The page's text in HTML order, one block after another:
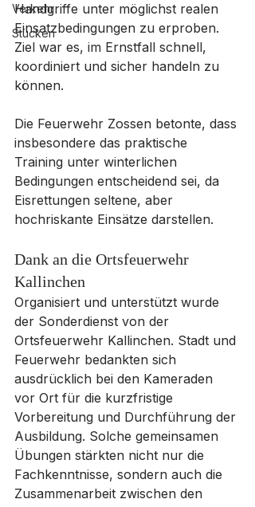
Verkehr
Stücken
Handgriffe unter möglichst realen
Einsatzbedingungen zu erproben.
Ziel war es, im Ernstfall schnell,
koordiniert und sicher handeln zu
können.
Die Feuerwehr Zossen betonte, dass
insbesondere das praktische
Training unter winterlichen
Bedingungen entscheidend sei, da
Eisrettungen seltene, aber
hochriskante Einsätze darstellen.
Dank an die Ortsfeuerwehr
Kallinchen
Organisiert und unterstützt wurde
der Sonderdienst von der
Ortsfeuerwehr Kallinchen. Stadt und
Feuerwehr bedankten sich
ausdrücklich bei den Kameraden
vor Ort für die kurzfristige
Vorbereitung und Durchführung der
Ausbildung. Solche gemeinsamen
Übungen stärkten nicht nur die
Fachkenntnisse, sondern auch die
Zusammenarbeit zwischen den